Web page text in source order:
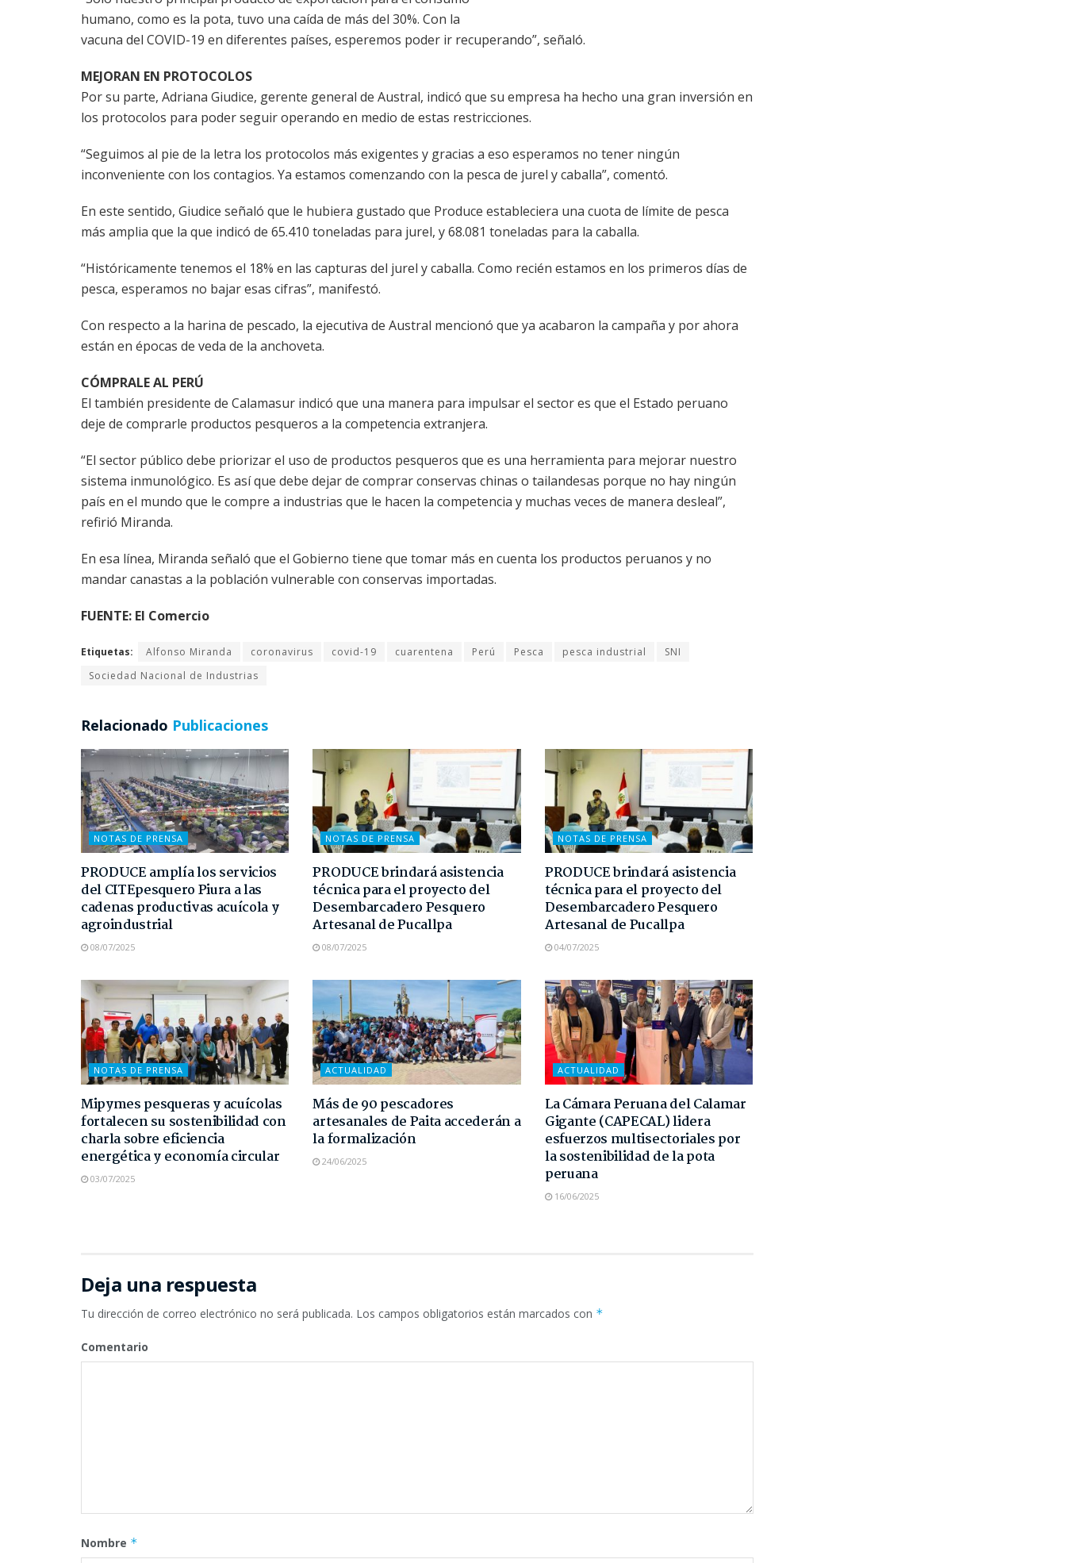
humano, como es la pota, tuvo una caída de más del 30%. Con la
vacuna del COVID-19 en diferentes países, esperemos poder ir recuperando”, señaló.
MEJORAN EN PROTOCOLOS
Por su parte, Adriana Giudice, gerente general de Austral, indicó que su empresa ha hecho una gran inversión en
los protocolos para poder seguir operando en medio de estas restricciones.
“Seguimos al pie de la letra los protocolos más exigentes y gracias a eso esperamos no tener ningún
inconveniente con los contagios. Ya estamos comenzando con la pesca de jurel y caballa”, comentó.
En este sentido, Giudice señaló que le hubiera gustado que Produce estableciera una cuota de límite de pesca
más amplia que la que indicó de 65.410 toneladas para jurel, y 68.081 toneladas para la caballa.
“Históricamente tenemos el 18% en las capturas del jurel y caballa. Como recién estamos en los primeros días de
pesca, esperamos no bajar esas cifras”, manifestó.
Con respecto a la harina de pescado, la ejecutiva de Austral mencionó que ya acabaron la campaña y por ahora
están en épocas de veda de la anchoveta.
CÓMPRALE AL PERÚ
El también presidente de Calamasur indicó que una manera para impulsar el sector es que el Estado peruano
deje de comprarle productos pesqueros a la competencia extranjera.
“El sector público debe priorizar el uso de productos pesqueros que es una herramienta para mejorar nuestro
sistema inmunológico. Es así que debe dejar de comprar conservas chinas o tailandesas porque no hay ningún
país en el mundo que le compre a industrias que le hacen la competencia y muchas veces de manera desleal”,
refirió Miranda.
En esa línea, Miranda señaló que el Gobierno tiene que tomar más en cuenta los productos peruanos y no
mandar canastas a la población vulnerable con conservas importadas.
FUENTE: El Comercio
Etiquetas: Alfonso Miranda coronavirus covid-19 cuarentena Perú Pesca pesca industrial
SNI
Sociedad Nacional de Industrias
Relacionado Publicaciones
NOTAS DE PRENSA
PRODUCE amplía los servicios
del CITEpesquero Piura a las
cadenas productivas acuícola y
agroindustrial
08/07/2025
NOTAS DE PRENSA
PRODUCE brindará asistencia
técnica para el proyecto del
Desembarcadero Pesquero
Artesanal de Pucallpa
08/07/2025
NOTAS DE PRENSA
PRODUCE brindará asistencia
técnica para el proyecto del
Desembarcadero Pesquero
Artesanal de Pucallpa
04/07/2025
NOTAS DE PRENSA
Mipymes pesqueras y acuícolas
fortalecen su sostenibilidad con
charla sobre eficiencia
energética y economía circular
03/07/2025
ACTUALIDAD
Más de 90 pescadores
artesanales de Paita accederán a
la formalización
24/06/2025
ACTUALIDAD
La Cámara Peruana del Calamar
Gigante (CAPECAL) lidera
esfuerzos multisectoriales por
la sostenibilidad de la pota
peruana
16/06/2025
Deja una respuesta
Tu dirección de correo electrónico no será publicada. Los campos obligatorios están marcados con *
Comentario
Nombre *